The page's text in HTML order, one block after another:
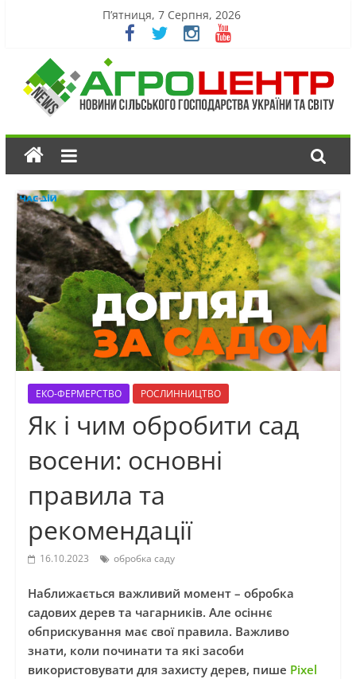
П’ятниця, 7 Серпня, 2026
ЕКО-ФЕРМЕРСТВО РОСЛИННИЦТВО
Як і чим обробити сад
восени: основні
правила та
рекомендації
16.10.2023 обробка саду
Наближається важливий момент – обробка
садових дерев та чагарників. Але осіннє
обприскування має свої правила. Важливо
знати, коли починати та які засоби
використовувати для захисту дерев, пише Pixel